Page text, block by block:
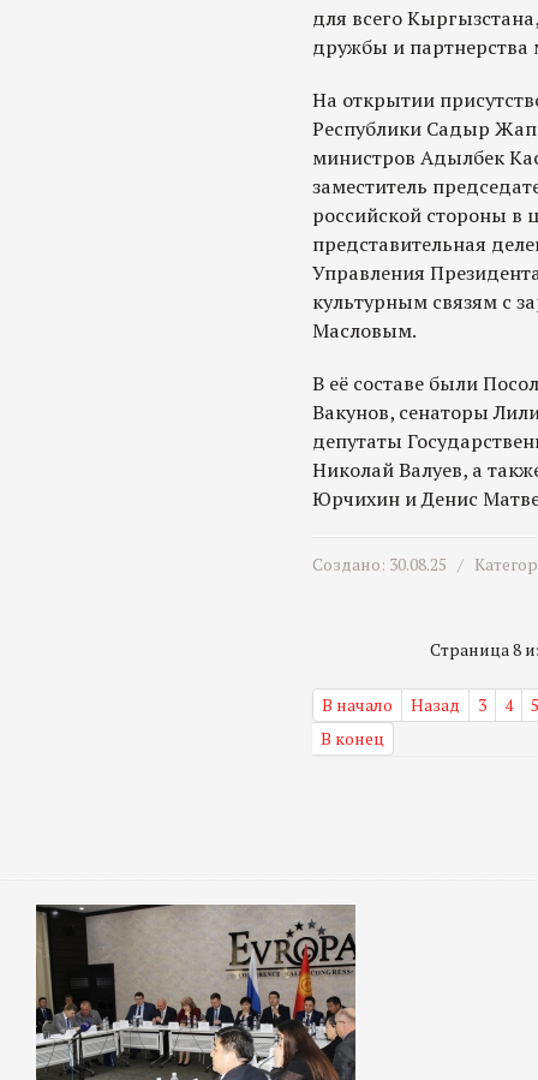
для всего
дружбы и
На открытии
Республики Садыр
министров Адылбек
заместитель
российской стороны в
представительная
Управления
культурным связям с
Масловым.
В её составе были
Вакунов, сенаторы
депутаты
Николай Валуев, а
Юрчихин и Денис
Создано: 30.08.25 /
Страница 8
В начало Назад 3 4
5
В конец